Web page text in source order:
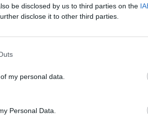
be disclosed by us to third parties on the
disclose it to other third parties.
my personal data.
Personal Data.
brolis prisiminė jaudinančią